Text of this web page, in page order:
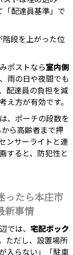
配達員基準」で
段を上がった位
ポストなら室内側
雨の日や夜間でも
配達員の負担を減
え方が有効です。
、ポーチの段数を
ら高齢者まで押
ンサーライトと連
すると、防犯性と
ったら本庄市
新事情
では、 宅配ボック
ただし、設置場所
入らない」「駐車